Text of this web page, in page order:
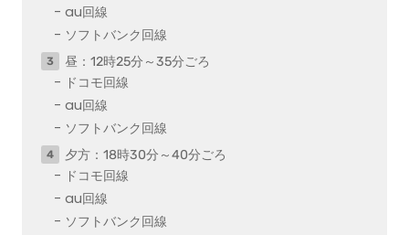
au回線
ソフトバンク回線
昼：12時25分～35分ごろ
ドコモ回線
au回線
ソフトバンク回線
夕方：18時30分～40分ごろ
ドコモ回線
au回線
ソフトバンク回線